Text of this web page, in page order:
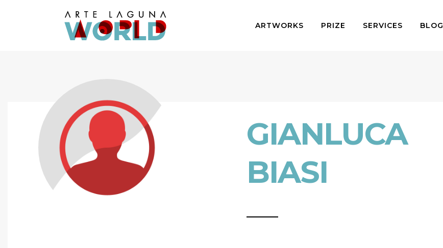
ARTWORKS PRIZE SERVICES BLOG
GIANLUCA
BIASI